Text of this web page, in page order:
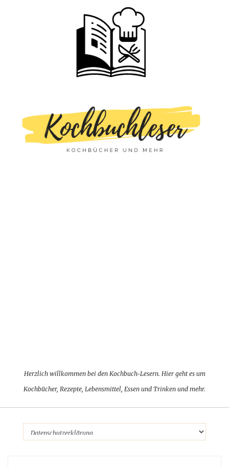
Herzlich willkommen bei den Kochbuch-Lesern. Hier geht es um
Kochbücher, Rezepte, Lebensmittel, Essen und Trinken und mehr.